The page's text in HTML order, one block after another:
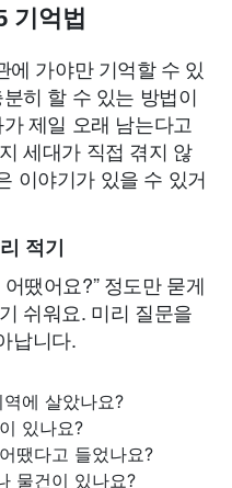
기억법
에 가야만 기억할 수 있
히 할 수 있는 방법이
제일 오래 남는다고
세대가 직접 겪지 않
이야기가 있을 수 있거
적기
땠어요?” 정도만 묻게
쉬워요. 미리 질문을
납니다.
에 살았나요?
있나요?
땠다고 들었나요?
물건이 있나요?